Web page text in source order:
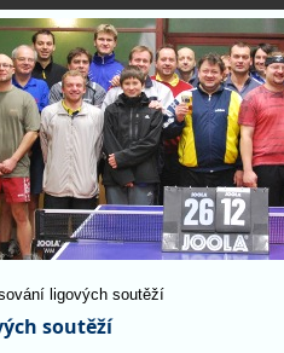
ligových soutěží
soutěží